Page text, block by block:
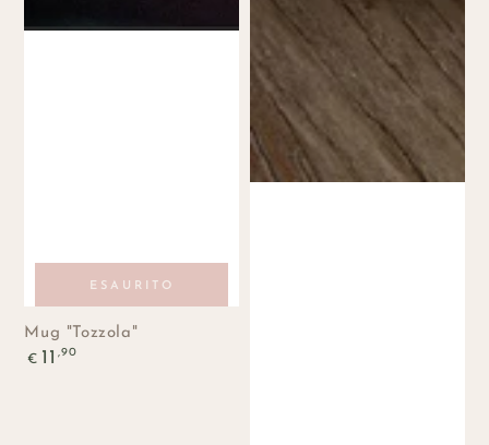
Mug "Tozzola"
Prezzo
regolare
€ 11 ,90
ESAURITO